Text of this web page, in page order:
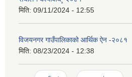
मिति: 09/11/2024 - 12:55
विजयनगर गाउँपालिकाको आर्थिक ऐन -२०८१
मिति: 08/23/2024 - 12:38